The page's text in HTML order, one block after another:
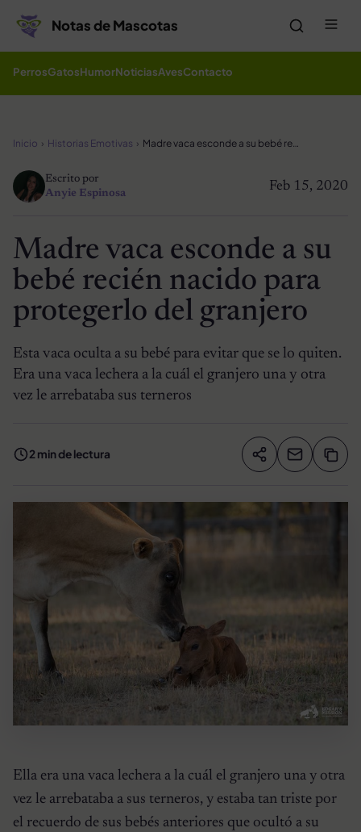
Notas de Mascotas
PerrosGatosHumorNoticiasAvesContacto
Inicio Historias Emotivas Madre vaca esconde a su bebé recién nacido para protegerlo del granjero
Feb 15, 2020
Escrito por
Anyie Espinosa
Madre vaca esconde a su
bebé recién nacido para
protegerlo del granjero
Esta vaca oculta a su bebé para evitar que se lo quiten.
Era una vaca lechera a la cuál el granjero una y otra
vez le arrebataba sus terneros
2 min de lectura Compartir
Ella era una vaca lechera a la cuál el granjero una y otra
vez le arrebataba a sus terneros, y estaba tan triste por
el recuerdo de sus bebés anteriores que ocultó a su